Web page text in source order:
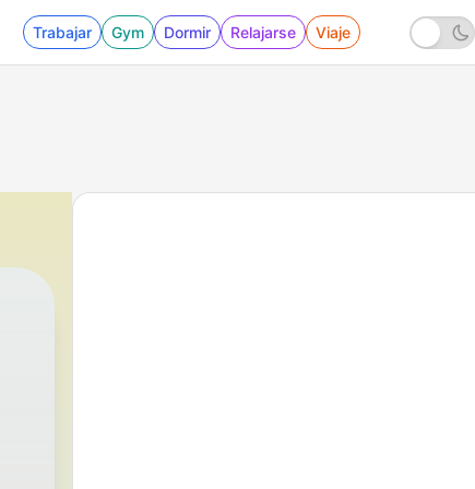
Trabajar Gym Dormir Relajarse Viaje